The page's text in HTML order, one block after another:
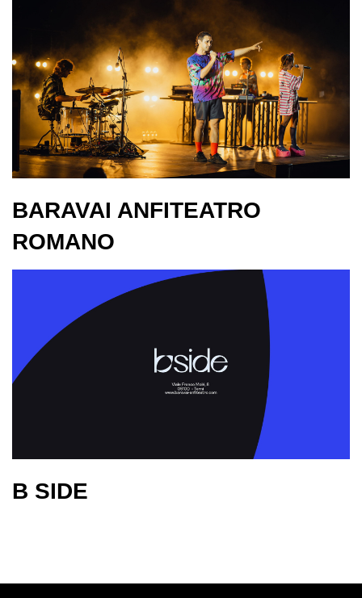
BARAVAI ANFITEATRO
ROMANO
B SIDE